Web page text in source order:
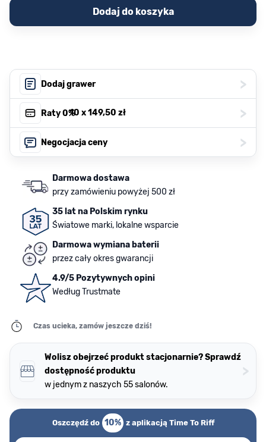
Dodaj do koszyka
Dodaj grawer >
Raty 0%, 10 x149,50 zł >
Negocjacja ceny >
Darmowa dostawa
przy zamówieniu powyżej 500 zł
35 lat na Polskim rynku
Światowe marki, lokalne wsparcie
Darmowa wymiana baterii
przez cały okres gwarancji
4.9/5 Pozytywnych opini
Według Trustmate
Czas ucieka, zamów jeszcze dziś!
Wolisz obejrzeć produkt stacjonarnie? Sprawdź
dostępność produktu
w jednym z naszych 55 salonów.
>
Oszczędź do 10% z aplikacją Time To Riff